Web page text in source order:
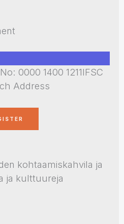
0000 1400 1211IFSC
Address
kohtaamiskahvila ja
ja kulttuureja